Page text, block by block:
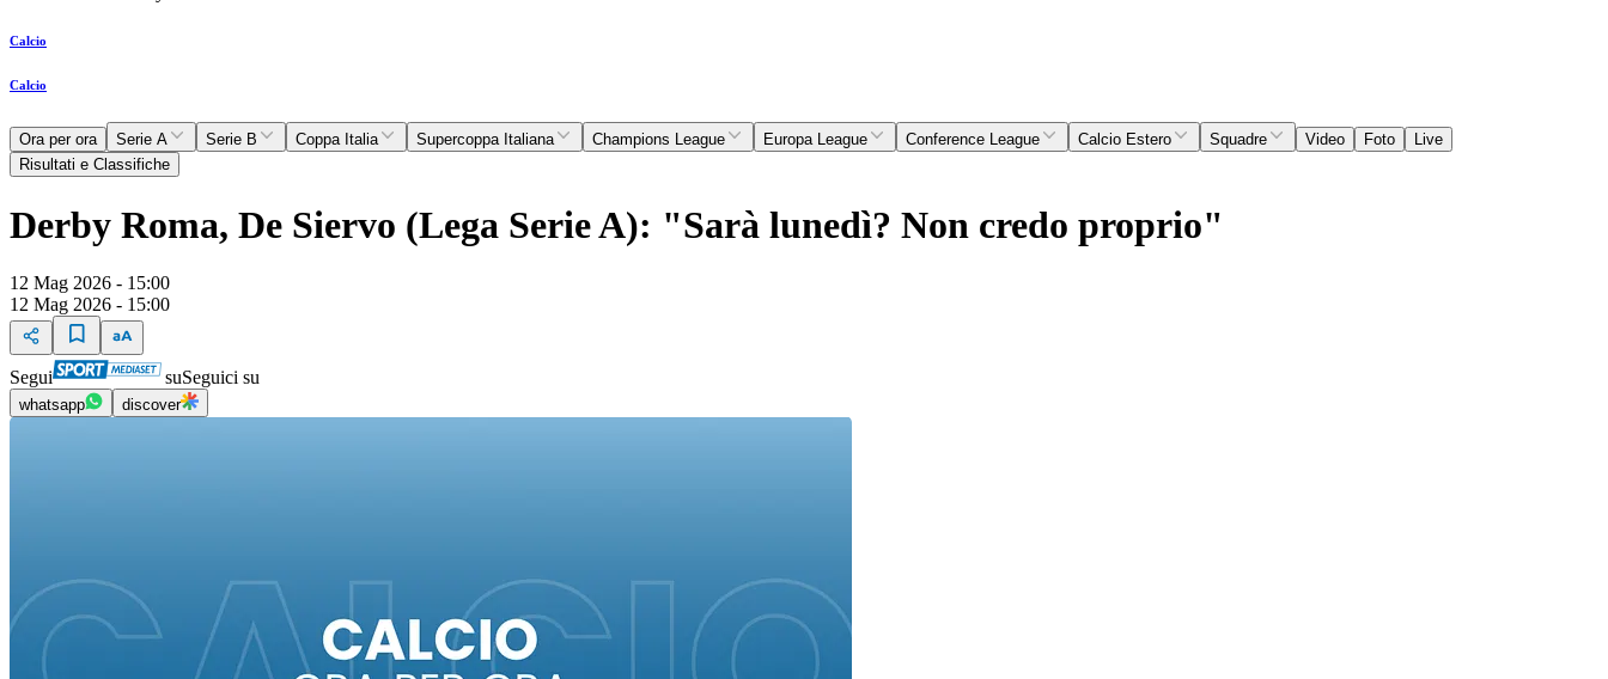
Calcio
Calcio
Ora per ora Serie A Serie B Coppa Italia Supercoppa Italiana Champions League Europa League Conference League Calcio Estero Squadre Video Foto
Live
Risultati e Classifiche
Derby Roma, De Siervo (Lega Serie A): "Sarà lunedì? Non credo proprio"
12 Mag 2026 - 15:00
12 Mag 2026 - 15:00
Segui suSeguici su
whatsapp discover